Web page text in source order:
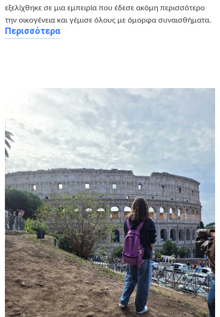
εξελίχθηκε σε μια εμπειρία που έδεσε ακόμη περισσότερο
την οικογένεια και γέμισε όλους με όμορφα συναισθήματα.
Περισσότερα